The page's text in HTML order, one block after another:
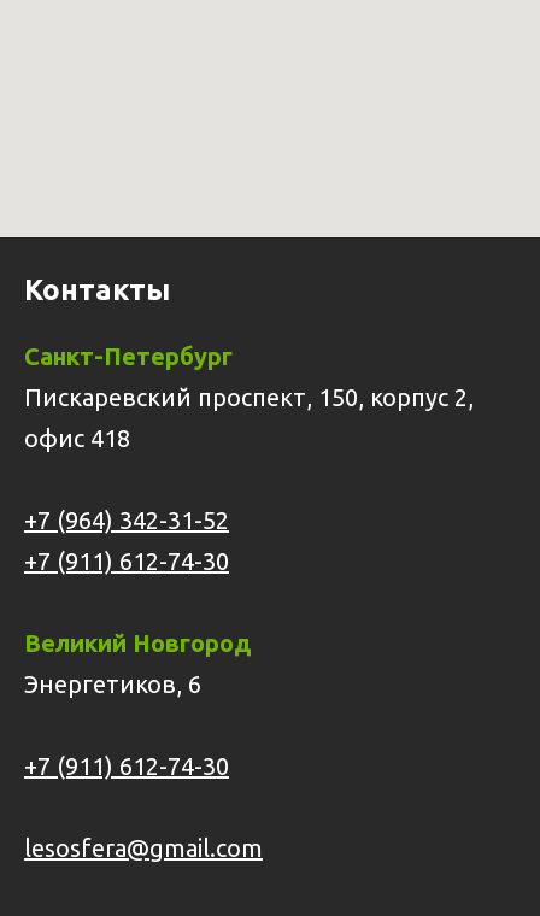
Контакты
Санкт-Петербург
Пискаревский проспект, 150, корпус 2,
офис 418
+7 (964) 342-31-52
+7 (911) 612-74-30
Великий Новгород
Энергетиков, 6
+7 (911) 612-74-30
lesosfera@gmail.com